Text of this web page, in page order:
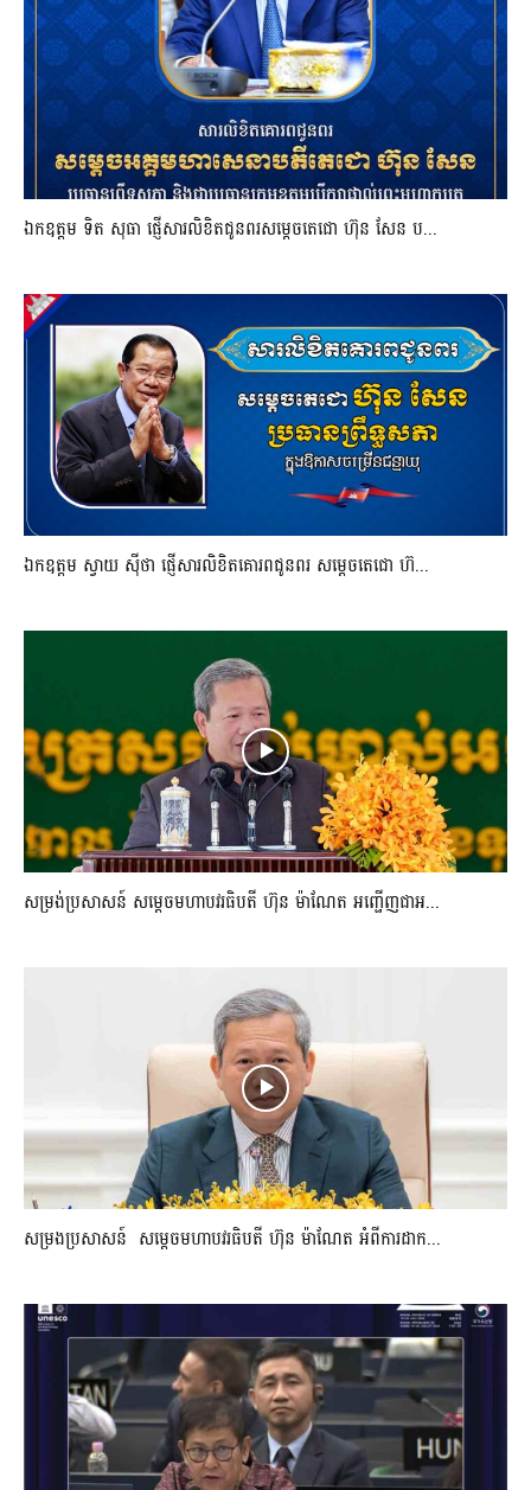
ឯកឧត្តម ទិត សុធា ផ្ញើសារលិខិតជូនពរសម្តេចតេជោ ហ៊ុន សែន ប...
ឯកឧត្តម ស្វាយ ស៊ីថា ផ្ញើសារលិខិតគោរពជូនពរ សម្ដេចតេជោ ហ៊...
សម្រង់ប្រសាសន៍ សម្ដេចមហាបវរធិបតី ហ៊ុន ម៉ាណែត អញ្ជើញជាអ...
សម្រងប្រសាសន៍ សម្ដេចមហាបវរធិបតី ហ៊ុន ម៉ាណែត អំពីការដាក...